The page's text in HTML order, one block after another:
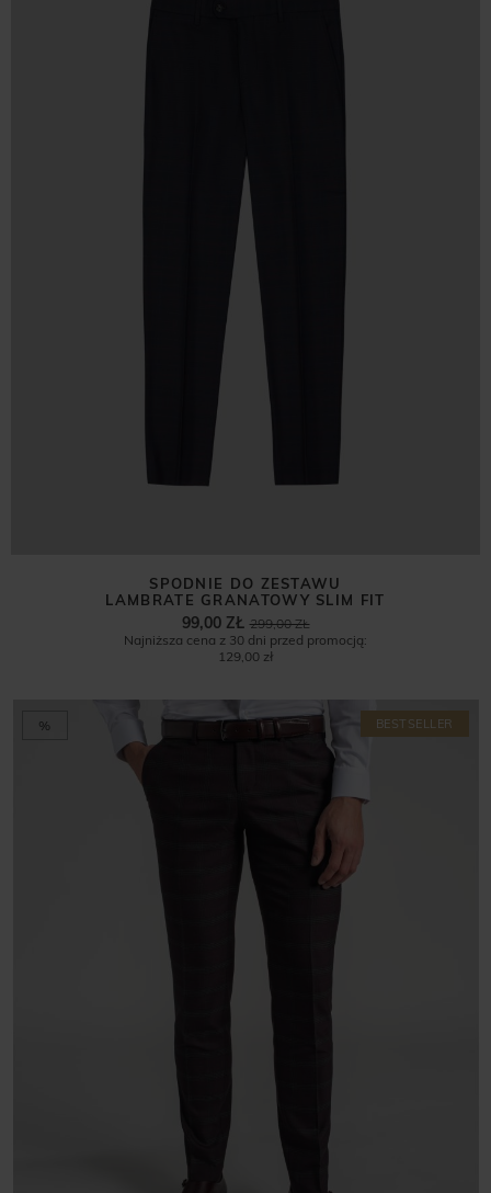
SPODNIE DO ZESTAWU
LAMBRATE GRANATOWY SLIM FIT
299,00 ZŁ
99,00 ZŁ
Najniższa cena z 30 dni przed promocją:
129,00 zł
BESTSELLER
%